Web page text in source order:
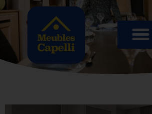
Panneau de gestion des cookies